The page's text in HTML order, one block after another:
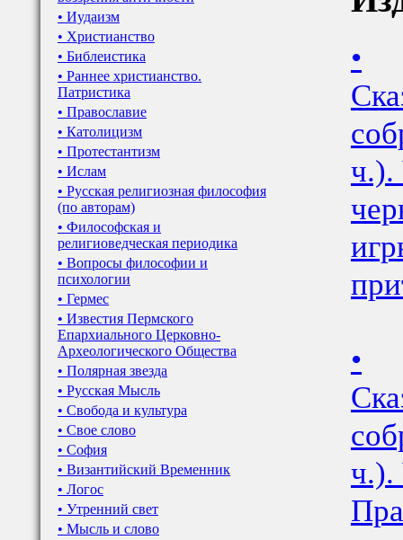
• Иудаизм
• Христианство
• Библеистика
• Раннее христианство.
Патристика
• Православие
• Католицизм
• Протестантизм
• Ислам
• Русская религиозная философия
(по авторам)
• Философская и
религиоведческая периодика
• Вопросы философии и
психологии
• Гермес
• Известия Пермского
Епархиального Церковно-
Археологического Общества
• Полярная звезда
• Русская Мысль
• Свобода и культура
• Свое слово
• София
• Византийский Временник
• Логос
• Утренний свет
• Мысль и слово
•
ч.).
•
ч.).